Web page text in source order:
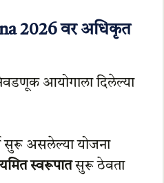
2026 वर अधिकृत
आयोगाला दिलेल्या
सुरू असलेल्या योजना
स्वरूपातसुरू ठेवता